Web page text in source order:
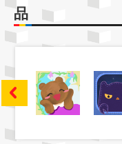
品